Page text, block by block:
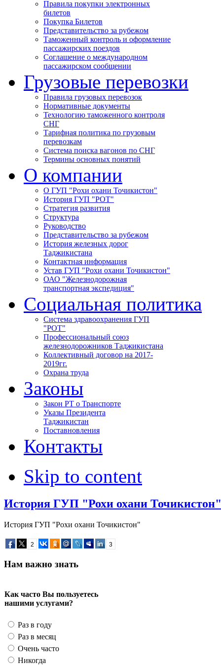
Правила покупки электронных
билетов
Покупка Билетов
Представительство за рубежом
Таможенный контроль и оформление
пассажирских поездов
Соглашение о международном
пассажирском сообщении
Грузовые перевозки
Правила грузовых перевозок
Нормативные документы
Технологию таможенного контроля
СНГ
Тарифная политика по грузовым
перевозкам
Система поиска вагонов по СНГ
Термины основных понятий
О компании
О ГУП "Рохи охани Точикистон"
История ГУП "РОТ"
Стратегия развития
Структура
Руководство
Представительство за рубежом
История железных дорог
Таджикистана
Контактная информация
Устав ГУП "Рохи охани Точикистон"
ОАО "Железнодорожная
транспортная экспедиция"
Социальная политика
Система здравоохранения ГУП
"РОТ"
Профессиональный союз
железнодорожников Таджикистана
Коллективный договор на 2017-
2019гг.
Охрана труда
Законы
Закон РТ о Транспорте
Указы Президента
Таджикистан
Поставновления
Контакты
Skip to content
История ГУП "Рохи охани Точикистон"
История ГУП "Рохи охани Точикистон"
2 3
Нам важно знать
Как часто Вы пользуетесь
нашими услугами?
Раз в году
Раз в месяц
Очень часто
Никогда